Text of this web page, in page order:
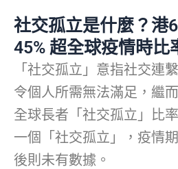
社交孤立是什麼？港
45% 超全球疫情時比
「社交孤立」意指社交連
令個人所需無法滿足，繼
全球長者「社交孤立」比
一個「社交孤立」，疫情
後則未有數據。